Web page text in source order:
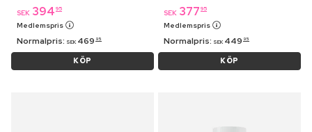
SEK 394 95
Medlemspris
Normalpris: SEK 469 95
KÖP
SEK 377 95
Medlemspris
Normalpris: SEK 449 95
KÖP